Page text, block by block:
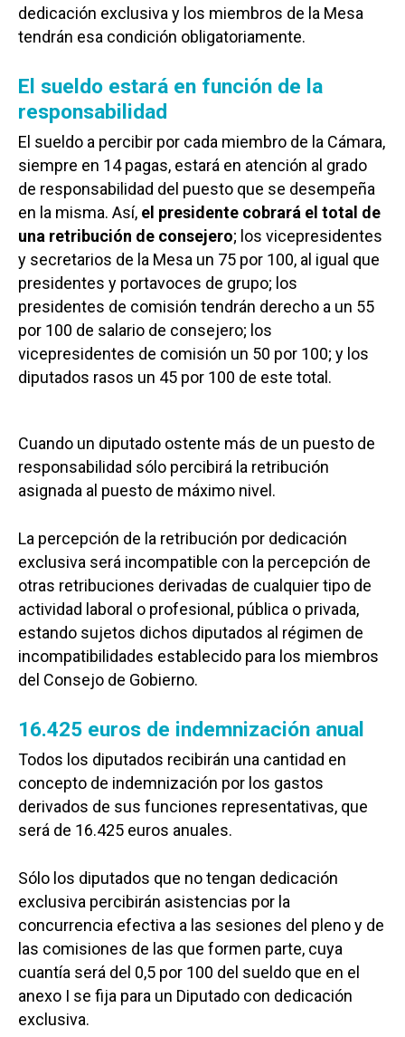
dedicación exclusiva y los miembros de la Mesa
tendrán esa condición obligatoriamente.
El sueldo estará en función de la
responsabilidad
El sueldo a percibir por cada miembro de la Cámara,
siempre en 14 pagas, estará en atención al grado
de responsabilidad del puesto que se desempeña
en la misma. Así, el presidente cobrará el total de
una retribución de consejero; los vicepresidentes
y secretarios de la Mesa un 75 por 100, al igual que
presidentes y portavoces de grupo; los
presidentes de comisión tendrán derecho a un 55
por 100 de salario de consejero; los
vicepresidentes de comisión un 50 por 100; y los
diputados rasos un 45 por 100 de este total.
Cuando un diputado ostente más de un puesto de
responsabilidad sólo percibirá la retribución
asignada al puesto de máximo nivel.
La percepción de la retribución por dedicación
exclusiva será incompatible con la percepción de
otras retribuciones derivadas de cualquier tipo de
actividad laboral o profesional, pública o privada,
estando sujetos dichos diputados al régimen de
incompatibilidades establecido para los miembros
del Consejo de Gobierno.
16.425 euros de indemnización anual
Todos los diputados recibirán una cantidad en
concepto de indemnización por los gastos
derivados de sus funciones representativas, que
será de 16.425 euros anuales.
Sólo los diputados que no tengan dedicación
exclusiva percibirán asistencias por la
concurrencia efectiva a las sesiones del pleno y de
las comisiones de las que formen parte, cuya
cuantía será del 0,5 por 100 del sueldo que en el
anexo I se fija para un Diputado con dedicación
exclusiva.